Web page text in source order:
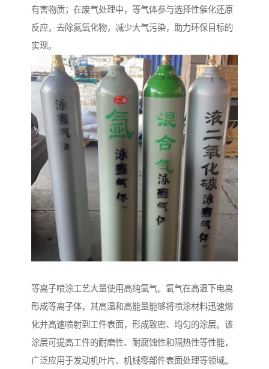
有害物质；在废气处理中，等气体参与选择性催化还原
反应，去除氮氧化物，减少大气污染，助力环保目标的
实现。​
等离子喷涂工艺大量使用高纯氩气。氩气在高温下电离
形成等离子体，其高温和高能量能够将喷涂材料迅速熔
化并高速喷射到工件表面，形成致密、均匀的涂层。该
涂层可提高工件的耐磨性、耐腐蚀性和隔热性等性能，
广泛应用于发动机叶片、机械零部件表面处理等领域。​